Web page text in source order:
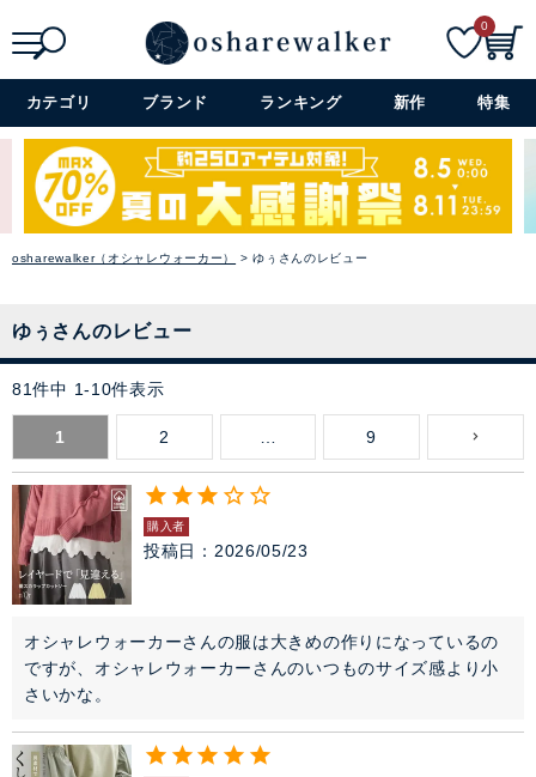
詳細検索+
0
カテゴリ ブランド ランキング 新作 特集
osharewalker（オシャレウォーカー） ゆぅさんのレビュー
ゆぅさんのレビュー
81件中 1-10件表示
1 2 9
購入者
投稿日 2026/05/23
オシャレウォーカーさんの服は大きめの作りになっているの
ですが、オシャレウォーカーさんのいつものサイズ感より小
さいかな。